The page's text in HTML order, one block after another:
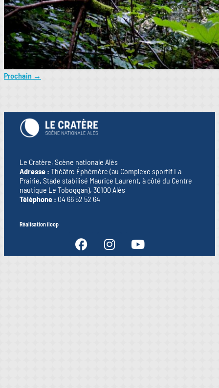
Prochain →
Le Cratère, Scène nationale Alès
Adresse : Théâtre Éphémère (au Complexe sportif La
Prairie, Stade stabilisé Maurice Laurent, à côté du Centre
nautique Le Toboggan), 30100 Alès
Téléphone : 04 66 52 52 64
Réalisation iloop